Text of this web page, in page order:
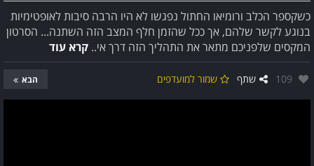
כשקספר הכלב ורומיאו החתול נפגשו לא היו הרבה סיבות לאופטימיות
בנוגע לקשר שלהם, אך ככל שהזמן חלף המצב הזה השתנה... הסרטון
המקסים שלפניכם מתאר את התהליך הזה דרך אי.. קרא עוד
אהבו:
109 שתף שמור למועדפים הבא